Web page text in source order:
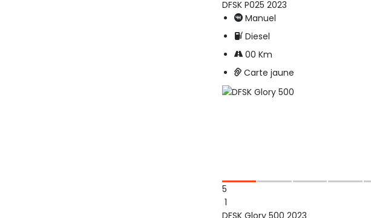
DFSK P025 2023
Manuel
Diesel
00 Km
Carte jaune
5
1
DFSK Glory 500 2023